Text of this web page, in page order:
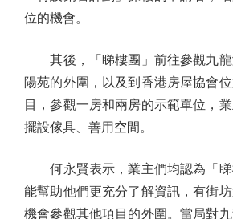
位的機會。
其後，「睇樓團」前往參觀九龍
陽苑的外圍，以及到香港房屋協會
目，參觀一房和兩房的示範單位，
擺設傢具、善用空間。
何永賢表示，業主們均認為「睇
能幫助他們更充分了解資訊，有街
機會參觀其他項目的外圍。當局對